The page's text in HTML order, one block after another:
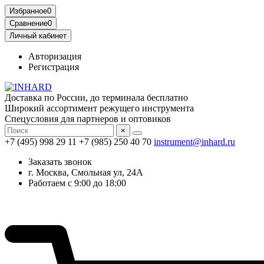
Избранное0
Сравнение0
Личный кабинет
Авторизация
Регистрация
Доставка по России, до терминала бесплатно
Широкий ассортимент режущего инструмента
Спецусловия для партнеров и оптовиков
×
+7 (495) 998 29 11 +7 (985) 250 40 70 instrument@inhard.ru
Заказать звонок
г. Москва, Смольная ул, 24А
Работаем с 9:00 до 18:00